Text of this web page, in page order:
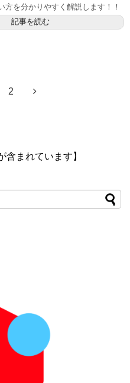
方を分かりやすく解説します！！
記事を読む
2
含まれています】